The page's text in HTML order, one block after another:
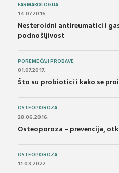
FARMAKOLOGIJA
14.07.2016.
Nesteroidni antireumatici i
podnošljivost
POREMEĆAJI PROBAVE
01.07.2017.
Što su probiotici i kako se
OSTEOPOROZA
28.06.2016.
Osteoporoza – prevencija,
OSTEOPOROZA
11.03.2022.